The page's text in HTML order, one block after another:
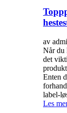
av
Når du
det
Enten
label-
Les